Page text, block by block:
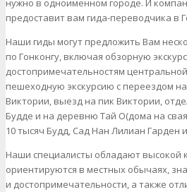
нужно в одноименном городе. И
предоставит вам гида-переводчика в
Наши гиды могут предложить Вам
по Гонконгу, включая обзорную
достопримечательностям
пешеходную экскурсию с переездом
Виктории, выезд на пик Виктории,
Будде и на деревню Тай О(дома на
10 тысяч Будд, Сад Нан Лилиан Гарден
Наши специалисты обладают высокой
ориентируются в местных обычаях,
и достопримечательности, а также